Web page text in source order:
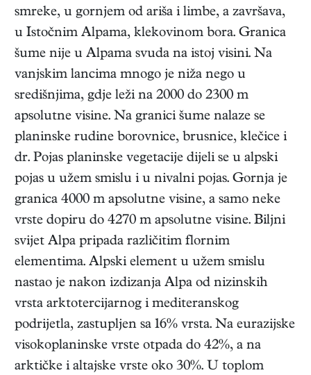
smreke, u gornjem od ariša i limbe, a završava,
u Istočnim Alpama, klekovinom bora. Granica
šume nije u Alpama svuda na istoj visini. Na
vanjskim lancima mnogo je niža nego u
središnjima, gdje leži na 2000 do 2300 m
apsolutne visine. Na granici šume nalaze se
planinske rudine borovnice, brusnice, klečice i
dr. Pojas planinske vegetacije dijeli se u alpski
pojas u užem smislu i u nivalni pojas. Gornja je
granica 4000 m apsolutne visine, a samo neke
vrste dopiru do 4270 m apsolutne visine. Biljni
svijet Alpa pripada različitim flornim
elementima. Alpski element u užem smislu
nastao je nakon izdizanja Alpa od nizinskih
vrsta arktotercijarnog i mediteranskog
podrijetla, zastupljen sa 16% vrsta. Na eurazijske
visokoplaninske vrste otpada do 42%, a na
arktičke i altajske vrste oko 30%. U toplom